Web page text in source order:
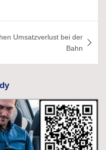
Umsatzverlust bei der
Bahn